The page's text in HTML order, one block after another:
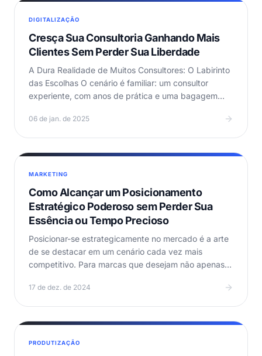
DIGITALIZAÇÃO
Cresça Sua Consultoria Ganhando Mais
Clientes Sem Perder Sua Liberdade
A Dura Realidade de Muitos Consultores: O Labirinto
das Escolhas O cenário é familiar: um consultor
experiente, com anos de prática e uma bagagem
06 de jan. de 2025
MARKETING
Como Alcançar um Posicionamento
Estratégico Poderoso sem Perder Sua
Essência ou Tempo Precioso
Posicionar-se estrategicamente no mercado é a arte
de se destacar em um cenário cada vez mais
competitivo. Para marcas que desejam não apenas
17 de dez. de 2024
PRODUTIZAÇÃO